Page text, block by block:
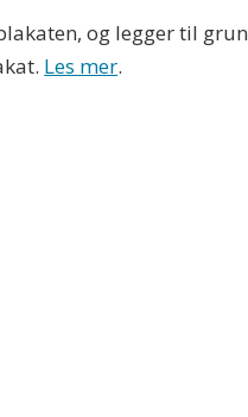
og legger til
Les mer.